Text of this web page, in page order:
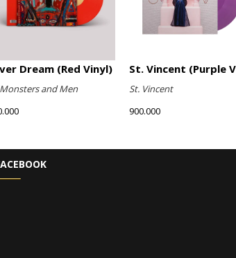
Dream (Red Vinyl)
and Men
St. Vincent
900.000